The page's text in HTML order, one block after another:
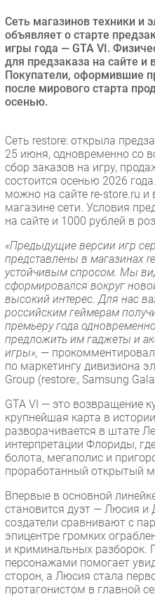
Безопасность
Инновации
CIO/Управление ИТ
Гаджеты
Здоровье
РАЗДЕЛЫ
Новости
Аналитика
Интервью
Мероприятия
Проекты
IT класс
Тестовый стенд
Каталог компаний
Сеть магазинов техники и
объявляет о старте
игры года — GTA VI.
для предзаказа на сайте и
Покупатели, оформившие
после мирового старта
осенью.
Сеть restore: открыла
25 июня, одновременно со
сбор заказов на игру,
состоится осенью 2026
можно на сайте re-store.ru
магазине сети. Условия
на сайте и 1000 рублей в
«Предыдущие версии игр
представлены в магазинах
устойчивым спросом. Мы
сформировался вокруг
высокий интерес. Для нас
российским геймерам
премьеру года
предложить им гаджеты и
игры», —
по маркетингу дивизиона
Group (restore:, Samsung
GTA VI — это возвращение
крупнейшая карта в
разворачивается в штате
интерпретации Флориды,
болота, мегаполис и
проработанный открытый
Впервые в основной
становится дуэт — Люсия
создатели сравнивают с
эпицентре громких
и криминальных разборок.
персонажами помогает
сторон, а Люсия стала
протагонистом в главной